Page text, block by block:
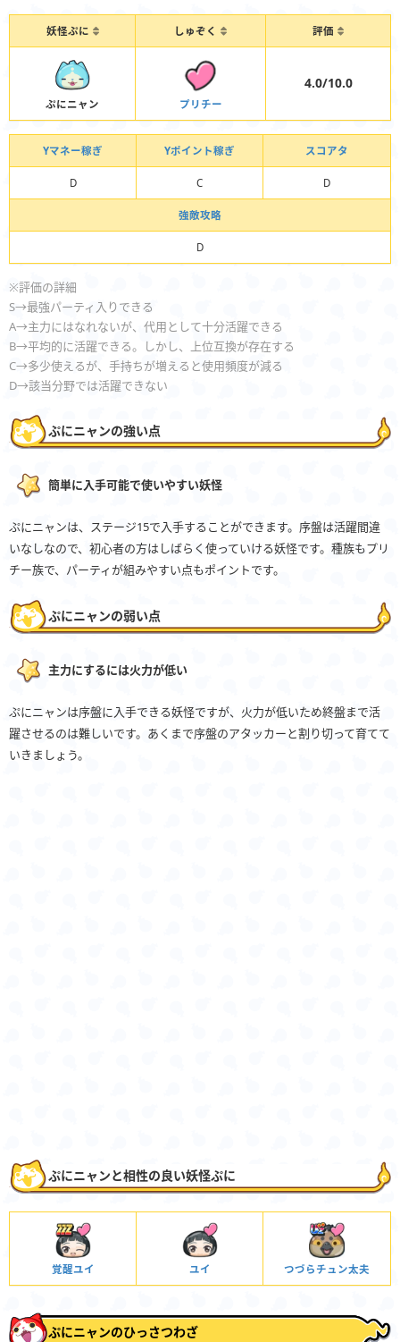
妖怪ぷに しゅぞく 評価
ぷにニャン プリチー
4.0/10.0
Yマネー稼ぎ Yポイント稼ぎ スコアタ
D C D
強敵攻略
D
※評価の詳細
S→最強パーティ入りできる
A→主力にはなれないが、代用として十分活躍できる
B→平均的に活躍できる。しかし、上位互換が存在する
C→多少使えるが、手持ちが増えると使用頻度が減る
D→該当分野では活躍できない
ぷにニャンの強い点
簡単に入手可能で使いやすい妖怪
ぷにニャンは、ステージ15で入手することができます。序盤は活躍間違
いなしなので、初心者の方はしばらく使っていける妖怪です。種族もプリ
チー族で、パーティが組みやすい点もポイントです。
ぷにニャンの弱い点
主力にするには火力が低い
ぷにニャンは序盤に入手できる妖怪ですが、火力が低いため終盤まで活
躍させるのは難しいです。あくまで序盤のアタッカーと割り切って育てて
いきましょう。
ぷにニャンと相性の良い妖怪ぷに
覚醒ユイ ユイ つづらチュン太夫
ぷにニャンのひっさつわざ